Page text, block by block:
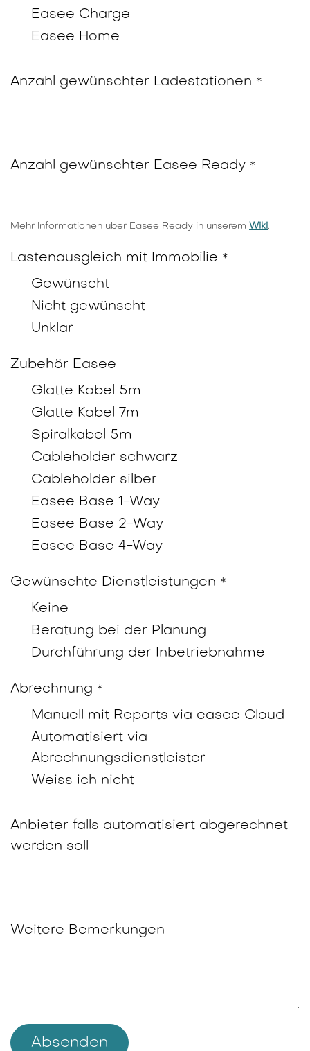
Easee Charge
Easee Home
Anzahl gewünschter Ladestationen *
Anzahl gewünschter Easee Ready *
Mehr Informationen über Easee Ready in unserem Wiki.
Lastenausgleich mit Immobilie *
Gewünscht
Nicht gewünscht
Unklar
Zubehör Easee
Glatte Kabel 5m
Glatte Kabel 7m
Spiralkabel 5m
Cableholder schwarz
Cableholder silber
Easee Base 1-Way
Easee Base 2-Way
Easee Base 4-Way
Gewünschte Dienstleistungen *
Keine
Beratung bei der Planung
Durchführung der Inbetriebnahme
Abrechnung *
Manuell mit Reports via easee Cloud
Automatisiert via
Abrechnungsdienstleister
Weiss ich nicht
Anbieter falls automatisiert abgerechnet
werden soll
Weitere Bemerkungen
Absenden